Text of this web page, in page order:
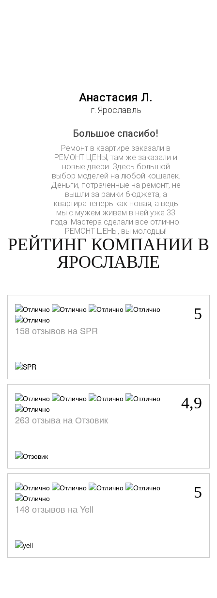
Анастасия Л.
г. Ярославль
Большое спасибо!
Ремонт в квартире заказали в
РЕМОНТ ЦЕНЫ, там же заказали и
новые двери. Здесь большой
выбор моделей на любой кошелек.
Деньги, потраченные на ремонт, не
вышли за рамки бюджета, а
квартира теперь как новая, а ведь
мы с мужем живем в ней уже 33
года. Мастера сделали всё отлично.
РЕМОНТ ЦЕНЫ, вы молодцы!
РЕЙТИНГ КОМПАНИИ В
ЯРОСЛАВЛЕ
5
158 отзывов на SPR
4,9
263 отзыва на Отзовик
5
148 отзывов на Yell